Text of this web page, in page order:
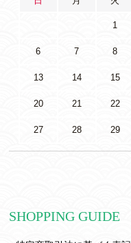
1
6 7 8
13 14 15
20 21 22
27 28 29
SHOPPING GUIDE